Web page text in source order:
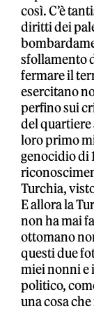
così. C’è
diritti dei
sfollamento
fermare il
esercitano
perfino sui
del
loro primo
genocidio di
Turchia,
E allora la
non ha mai
ottomano
questi due
miei nonni e
politico,
una cosa